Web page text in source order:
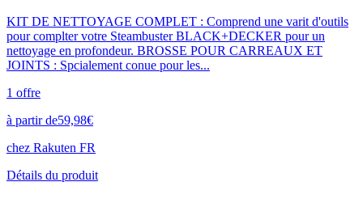
KIT DE NETTOYAGE COMPLET : Comprend une varit d'outils
pour complter votre Steambuster BLACK+DECKER pour un
nettoyage en profondeur. BROSSE POUR CARREAUX ET
JOINTS : Spcialement conue pour les...
1 offre
à partir de59,98€
chez Rakuten FR
Détails du produit